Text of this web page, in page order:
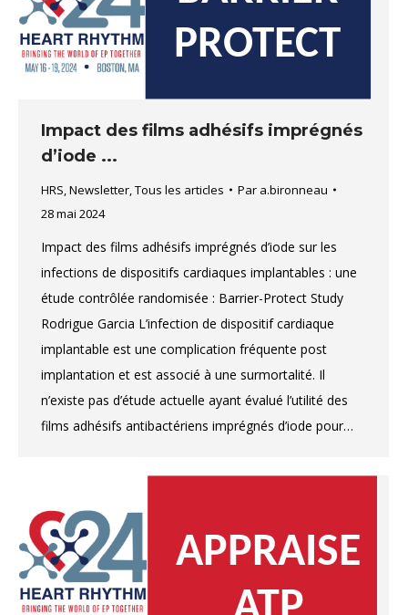
Impact des films adhésifs imprégnés
d’iode ...
HRS,Newsletter,Tous les articles Par a.bironneau
28 mai 2024
Impact des films adhésifs imprégnés d’iode sur les
infections de dispositifs cardiaques implantables : une
étude contrôlée randomisée : Barrier-Protect Study
Rodrigue Garcia L’infection de dispositif cardiaque
implantable est une complication fréquente post
implantation et est associé à une surmortalité. Il
n’existe pas d’étude actuelle ayant évalué l’utilité des
films adhésifs antibactériens imprégnés d’iode pour…